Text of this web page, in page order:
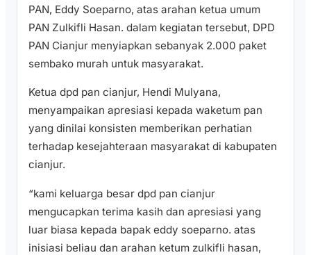
PAN, Eddy Soeparno, atas arahan ketua umum
PAN Zulkifli Hasan. dalam kegiatan tersebut, DPD
PAN Cianjur menyiapkan sebanyak 2.000 paket
sembako murah untuk masyarakat.
Ketua dpd pan cianjur, Hendi Mulyana,
menyampaikan apresiasi kepada waketum pan
yang dinilai konsisten memberikan perhatian
terhadap kesejahteraan masyarakat di kabupaten
cianjur.
“kami keluarga besar dpd pan cianjur
mengucapkan terima kasih dan apresiasi yang
luar biasa kepada bapak eddy soeparno. atas
inisiasi beliau dan arahan ketum zulkifli hasan,